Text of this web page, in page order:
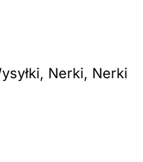
, Nerki, Nerki